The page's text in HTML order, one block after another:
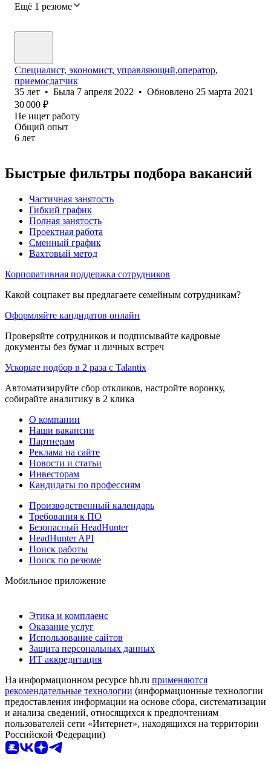
Ещё 1 резюме
Специалист, экономист, управляющий,оператор,
приемосдатчик
35 лет • Была 7 апреля 2022 • Обновлено 25 марта 2021
30 000 ₽
Не ищет работу
Общий опыт
6 лет
Быстрые фильтры подбора вакансий
Частичная занятость
Гибкий график
Полная занятость
Проектная работа
Сменный график
Вахтовый метод
Корпоративная поддержка сотрудников
Какой соцпакет вы предлагаете семейным сотрудникам?
Оформляйте кандидатов онлайн
Проверяйте сотрудников и подписывайте кадровые
документы без бумаг и личных встреч
Ускорьте подбор в 2 раза с Talantix
Автоматизируйте сбор откликов, настройте воронку,
собирайте аналитику в 2 клика
О компании
Наши вакансии
Партнерам
Реклама на сайте
Новости и статьи
Инвесторам
Кандидаты по профессиям
Производственный календарь
Требования к ПО
Безопасный HeadHunter
HeadHunter API
Поиск работы
Поиск по резюме
Мобильное приложение
Этика и комплаенс
Оказание услуг
Использование сайтов
Защита персональных данных
ИТ аккредитация
На информационном ресурсе hh.ru применяются
рекомендательные технологии (информационные технологии
предоставления информации на основе сбора, систематизации
и анализа сведений, относящихся к предпочтениям
пользователей сети «Интернет», находящихся на территории
Российской Федерации)